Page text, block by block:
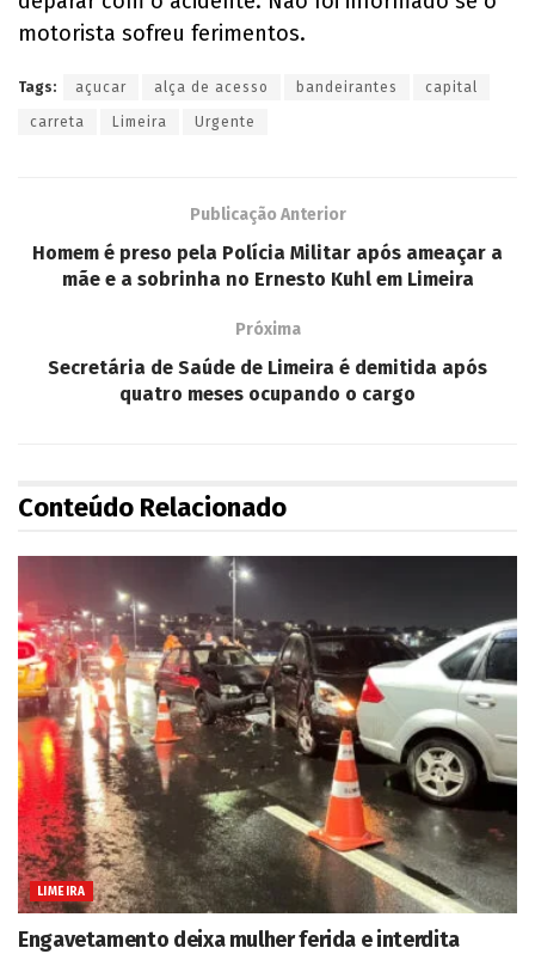
motorista sofreu ferimentos.
Tags: açucar alça de acesso bandeirantes capital
carreta Limeira Urgente
Publicação Anterior
Homem é preso pela Polícia Militar após ameaçar a
mãe e a sobrinha no Ernesto Kuhl em Limeira
Próxima
Secretária de Saúde de Limeira é demitida após
quatro meses ocupando o cargo
Conteúdo Relacionado
LIMEIRA
Engavetamento deixa mulher ferida e interdita